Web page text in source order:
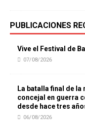
PUBLICACIONES
Vive el Festival de
07/08/2026
La batalla final de
concejal en guerra
desde hace tres
06/08/2026